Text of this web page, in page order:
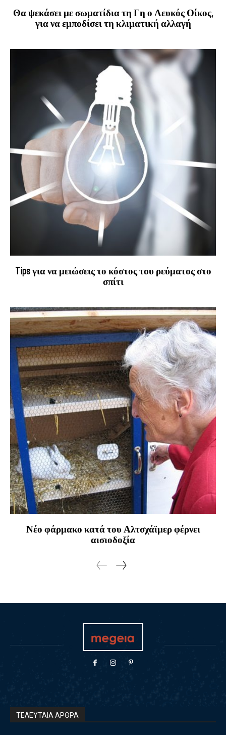
Θα ψεκάσει με σωματίδια τη Γη ο Λευκός Οίκος,
για να εμποδίσει τη κλιματική αλλαγή
Tips για να μειώσεις το κόστος του ρεύματος στο
σπίτι
Νέο φάρμακο κατά του Αλτσχάϊμερ φέρνει
αισιοδοξία
ΤΕΛΕΥΤΑΙΑ ΑΡΘΡΑ